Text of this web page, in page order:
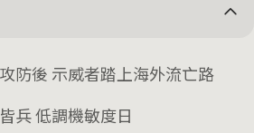
防後 示威者踏上海外流亡路
兵 低調機敏度日